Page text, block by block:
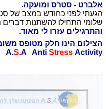
אלברט - סטרס ומועקה.
הגעתי לפני כחודש במצב של
שלומי התחילו להשתנות דברים
והתרגילים עזרו לי מאוד.
הצילום הינו חלק מטופס
A.S.A AntiStress Activity